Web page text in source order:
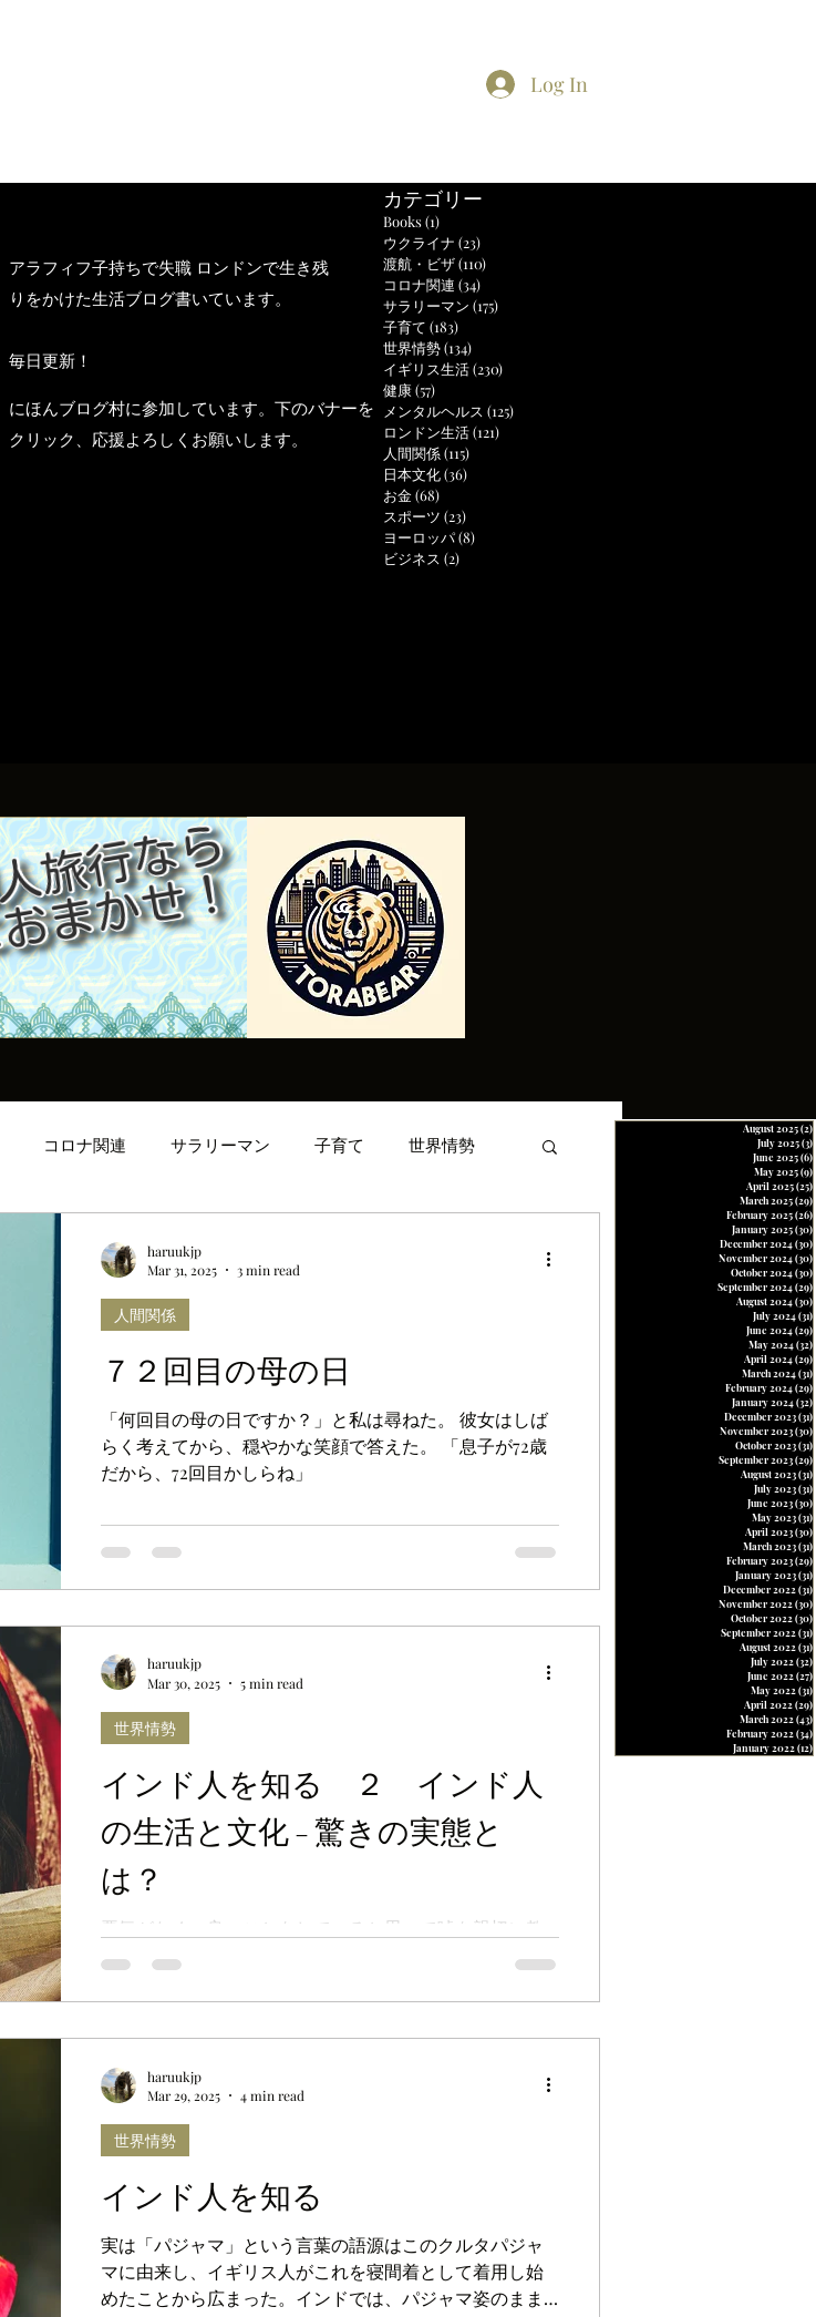
About Contact
Log In
カテゴリー
アラフィフ子持ちで失職 ロンドンで生き残
りをかけた生活ブログ書いています。
毎日更新！
にほんブログ村に参加しています。下のバナーを
クリック、応援よろしくお願いします。
Books (1)
ウクライナ (23)
渡航・ビザ (110)
コロナ関連 (34)
サラリーマン (175)
子育て (183)
世界情勢 (134)
イギリス生活 (230)
健康 (57)
メンタルヘルス (125)
ロンドン生活 (121)
人間関係 (115)
日本文化 (36)
お金 (68)
スポーツ (23)
ヨーロッパ (8)
ビジネス (2)
コロナ関連 サラリーマン 子育て 世界情勢
７２回目の母の日
「何回目の母の日ですか？」と私は尋ねた。 彼女はしば
らく考えてから、穏やかな笑顔で答えた。 「息子が72歳
だから、72回目かしらね」
人間関係
haruukjp
Mar 31, 2025
3 min read
インド人を知る ２ インド人
の生活と文化 – 驚きの実態と
は？
悪気がなく、良いことをしていると思って嘘を親切に教
えてくることによって、聞いた方には非常に迷惑になっ
世界情勢
haruukjp
Mar 30, 2025
5 min read
インド人を知る
実は「パジャマ」という言葉の語源はこのクルタパジャ
マに由来し、イギリス人がこれを寝間着として着用し始
めたことから広まった。インドでは、パジャマ姿のまま
世界情勢
haruukjp
Mar 29, 2025
4 min read
August 2025(2)
July 2025(3)
June 2025(6)
May 2025(9)
April 2025(25)
March 2025(29)
February 2025(26)
January 2025(30)
December 2024(30)
November 2024(30)
October 2024(30)
September 2024(29)
August 2024(30)
July 2024(31)
June 2024(29)
May 2024(32)
April 2024(29)
March 2024(31)
February 2024(29)
January 2024(32)
December 2023(31)
November 2023(30)
October 2023(31)
September 2023(29)
August 2023(31)
July 2023(31)
June 2023(30)
May 2023(31)
April 2023(30)
March 2023(31)
February 2023(29)
January 2023(31)
December 2022(31)
November 2022(30)
October 2022(30)
September 2022(31)
August 2022(31)
July 2022(32)
June 2022(27)
May 2022(31)
April 2022(29)
March 2022(43)
February 2022(34)
January 2022(12)